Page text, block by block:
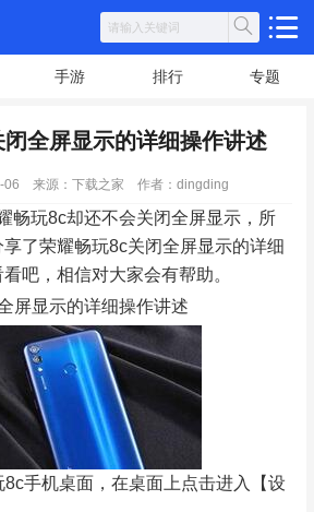
手游 排行 专题
全屏显示的详细操作讲述
06 来源：下载之家 作者：dingding
玩8c却还不会关闭全屏显示，所
了荣耀畅玩8c关闭全屏显示的详细
吧，相信对大家会有帮助。
显示的详细操作讲述
手机桌面，在桌面上点击进入【设